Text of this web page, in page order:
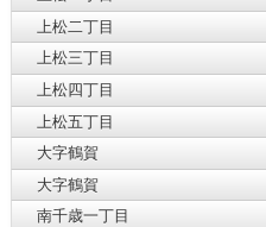
上松二丁目
上松三丁目
上松四丁目
上松五丁目
大字鶴賀
大字鶴賀
南千歳一丁目